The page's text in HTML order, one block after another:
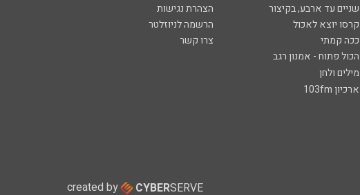
שניים עד ארבע, בקיצור
הצהרת נגישות
קרסו יוצא לאכול
הרשמה לניוזלטר
ככה קמתי
צרו קשר
הכול פתוח - אמנון רגב
מילים ולחן
ארכיון 103fm
created by CYBERSERVE